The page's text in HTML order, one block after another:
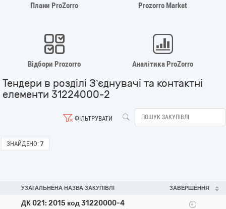
Плани ProZorro Prozorro Market
Відбори Prozorro Аналітика ProZorro
Тендери в розділі З’єднувачі та контактні
елементи 31224000-2
ФІЛЬТРУВАТИ
ЗНАЙДЕНО: 7
УЗАГАЛЬНЕНА НАЗВА ЗАКУПІВЛІ ЗАВЕРШЕННЯ
ДК 021: 2015 код 31220000-4